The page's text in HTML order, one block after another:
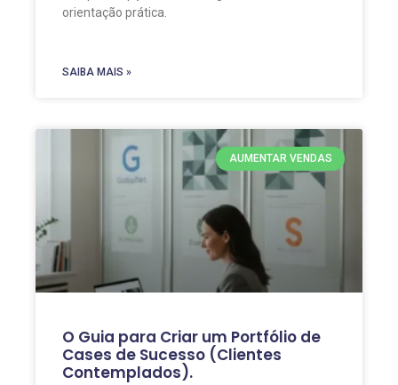
orientação prática.
SAIBA MAIS »
AUMENTAR VENDAS
O Guia para Criar um Portfólio de
Cases de Sucesso (Clientes
Contemplados).